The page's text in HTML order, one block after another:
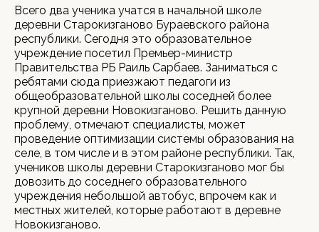
Всего два ученика учатся в начальной школе
деревни Старокизганово Бураевского района
республики. Сегодня это образовательное
учреждение посетил Премьер-министр
Правительства РБ Раиль Сарбаев. Заниматься с
ребятами сюда приезжают педагоги из
общеобразовательной школы соседней более
крупной деревни Новокизганово. Решить данную
проблему, отмечают специалисты, может
проведение оптимизации системы образования на
селе, в том числе и в этом районе республики. Так,
учеников школы деревни Старокизганово мог бы
довозить до соседнего образовательного
учреждения небольшой автобус, впрочем как и
местных жителей, которые работают в деревне
Новокизганово.